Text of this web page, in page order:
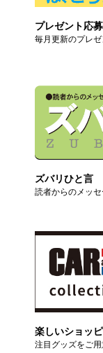
プレゼント応募
毎月更新のプレ
ズバリひと言
読者からのメッセ
楽しいショッ
注目グッズをご